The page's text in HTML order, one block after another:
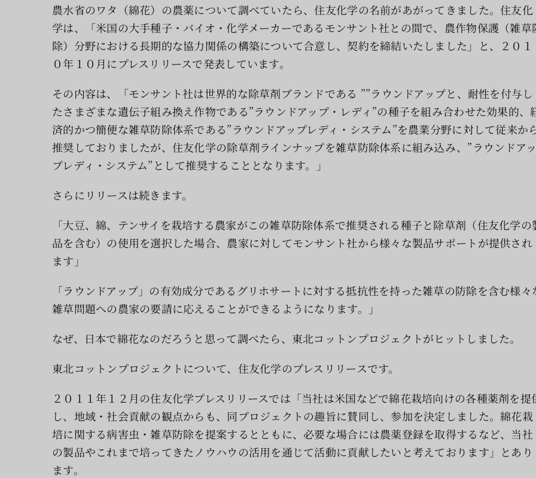
農水省のワタ（綿花）の農薬について調べていたら、住友化学の名前があがってきました。住友化
学は、「米国の大手種子・バイオ・化学メーカーであるモンサント社との間で、農作物保護（雑草
除）分野における長期的な協力関係の構築について合意し、契約を締結いたしました」と、２０１
０年１０月にプレスリリースで発表しています。
その内容は、「モンサント社は世界的な除草剤ブランドである ””ラウンドアップと、耐性を付与し
たさまざまな遺伝子組み換え作物である”ラウンドアップ・レディ”の種子を組み合わせた効果的、
済的かつ簡便な雑草防除体系である”ラウンドアップレディ・システム”を農業分野に対して従来か
推奨しておりましたが、住友化学の除草剤ラインナップを雑草防除体系に組み込み、”ラウンドアッ
プレディ・システム”として推奨することとなります。」
さらにリリースは続きます。
「大豆、綿、テンサイを栽培する農家がこの雑草防除体系で推奨される種子と除草剤（住友化学の
品を含む）の使用を選択した場合、農家に対してモンサント社から様々な製品サポートが提供され
ます」
「ラウンドアップ」の有効成分であるグリホサートに対する抵抗性を持った雑草の防除を含む様々
雑草問題への農家の要請に応えることができるようになります。」
なぜ、日本で綿花なのだろうと思って調べたら、東北コットンプロジェクトがヒットしました。
東北コットンプロジェクトについて、住友化学のプレスリリースです。
２０１１年１２月の住友化学プレスリリースでは「当社は米国などで綿花栽培向けの各種薬剤を提
し、地域・社会貢献の観点からも、同プロジェクトの趣旨に賛同し、参加を決定しました。綿花栽
培に関する病害虫・雑草防除を提案するとともに、必要な場合には農薬登録を取得するなど、当社
の製品やこれまで培ってきたノウハウの活用を通じて活動に貢献したいと考えております」とあり
ます。